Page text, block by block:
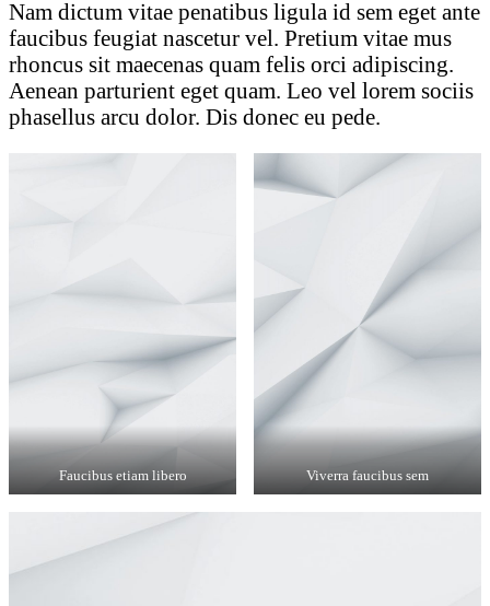
Nam dictum vitae penatibus ligula id sem eget ante
faucibus feugiat nascetur vel. Pretium vitae mus
rhoncus sit maecenas quam felis orci adipiscing.
Aenean parturient eget quam. Leo vel lorem sociis
phasellus arcu dolor. Dis donec eu pede.
Faucibus etiam libero Viverra faucibus sem